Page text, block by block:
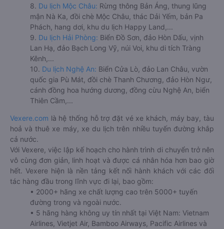
8. Du lịch Mộc Châu: Rừng thông Bản Áng, thung lũng
mận Nà Ka, đồi chè Mộc Châu, thác Dải Yếm, bản Pa
Phách, hang dơi, khu du lịch Happy Land,...
9. Du lịch Hải Phòng: Biển Đồ Sơn, đảo Hòn Dấu, vịnh
Lan Hạ, đảo Bạch Long Vỹ, núi Voi, khu di tích Tràng
Kênh,...
10. Du lịch Nghệ An: Biển Cửa Lò, đảo Lan Châu, vườn
quốc gia Pù Mát, đồi chè Thanh Chương, đảo Hòn Ngư,
cánh đồng hoa hướng dương, đồng cừu Nghệ An, biển
Thiên Cầm,...
Vexere.com là hệ thống hỗ trợ đặt vé xe khách, máy bay, tàu
hoả và thuê xe máy, xe du lịch trên nhiều tuyến đường khắp
cả nước.
Với Vexere, việc lập kế hoạch cho hành trình di chuyển trở nên
vô cùng đơn giản, linh hoạt và được cá nhân hóa hơn bao giờ
hết. Vexere hiện là nền tảng kết nối hành khách với các đối
tác hàng đầu trong lĩnh vực đi lại, bao gồm:
• 2000+ hãng xe chất lượng cao trên 5000+ tuyến
đường trong và ngoài nước.
• 5 hãng hàng không uy tín nhất tại Việt Nam: Vietnam
Airlines, Vietjet Air, Bamboo Airways, Pacific Airlines và